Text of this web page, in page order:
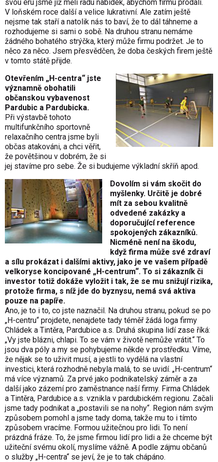
svou éru jsme již měli řadu nabídek, abychom firmu prodali.
V loňském roce další a velice lukrativní. Ale zatím ještě
nejsme tak staří a natolik nás to baví, že to dál táhneme a
rozhodujeme si sami o sobě. Na druhou stranu nemáme
žádného bohatého strýčka, který může firmu podržet. Je to
něco za něco. Jsem přesvědčen, že doba českých firem ještě
v tomto státě přijde.
Otevřením „H-centra“ jste
významně obohatili
občanskou vybavenost
Pardubic a Pardubicka.
Při výstavbě tohoto
multifunkčního sportovně
relaxačního centra jsme byli
občas atakováni, a chci věřit,
že povětšinou v dobrém, že si
jej stavíme pro sebe. Že si budujeme výkladní skříň apod.
Dovolím si vám skočit do
myšlenky. Určitě je dobré
mít za sebou kvalitně
odvedené zakázky a
doporučující reference
spokojených zákazníků.
Nicméně není na škodu,
když firma může své zdraví
a sílu prokázat i dalšími aktivy, jako je ve vašem případě
velkoryse koncipované „H-centrum“. To si zákazník či
investor totiž dokáže vyložit i tak, že se mu snižují rizika,
protože firma, s níž jde do byznysu, nemá svá aktiva
pouze na papíře.
Ano, je to i to, co jste naznačil. Na druhou stranu, pokud se po
„H-centru“ projdete, nenajdete tady téměř žádá loga firmy
Chládek a Tintěra, Pardubice a.s. Druhá skupina lidí zase říká:
„Vy jste blázni, chlapi. To se vám v životě nemůže vrátit.“ To
jsou dva póly a my se pohybujeme někde v prostředku. Víme,
že nějak se to uživit musí, a jestli to vydělá na vlastní
investici, která rozhodně nebyla malá, to se uvidí. „H-centrum“
má více významů. Za prvé jako podnikatelský záměr a za
další jako zázemí pro zaměstnance naší firmy. Firma Chládek
a Tintěra, Pardubice a.s. vznikla v pardubickém regionu. Začali
jsme tady podnikat a „postavili se na nohy“. Region nám svým
způsobem pomohl a jsme tady doma, takže mu to i tímto
způsobem vracíme. Formou užitečnou pro lidi. To není
prázdná fráze. To, že jsme firmou lidí pro lidi a že chceme být
užiteční svému okolí, myslíme vážně. A podle zájmu občanů
o služby „H-centra“ se jeví, že je to tak chápáno.